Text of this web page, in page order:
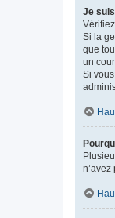
Je
Si la
que
un
Si